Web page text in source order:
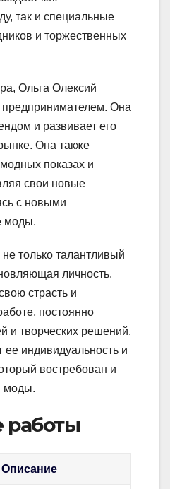
так и специальные
и торжественных
Ольга Олексий
Она
и развивает его
Она также
показах и
свои новые
с новыми
моды.
только талантливый
личность.
страсть и
постоянно
и творческих решений.
индивидуальность и
востребован и
моды.
работы
Описание